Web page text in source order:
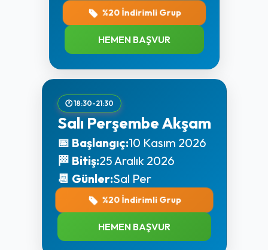
%20 İndirimli Grup
HEMEN BAŞVUR
🕐 18:30-21:30
Salı Perşembe Akşam
📅 Başlangıç:10 Kasım 2026
🏁 Bitiş:25 Aralık 2026
📆 Günler:Sal Per
%20 İndirimli Grup
HEMEN BAŞVUR